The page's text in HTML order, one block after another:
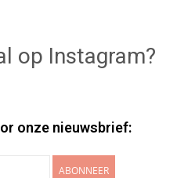
op Instagram?
onze nieuwsbrief:
ABONNEER